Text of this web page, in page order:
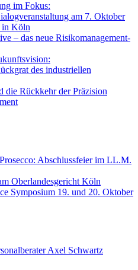
im Fokus:
am 7. Oktober
in Köln
– das neue Risikomanagement-
des industriellen
Rückkehr der Präzision
Abschlussfeier im LL.M.
Oberlandesgericht Köln
Symposium 19. und 20. Oktober
Axel Schwartz